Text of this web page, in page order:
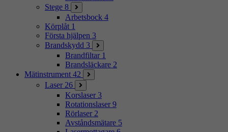
Stege 8
Arbetsbock 4
Körplåt 1
Första hjälpen 3
Brandskydd 3
Brandfiltar 1
Brandsläckare 2
Mätinstrument 42
Laser 26
Korslaser 3
Rotationslaser 9
Rörlaser 2
Avståndsmätare 5